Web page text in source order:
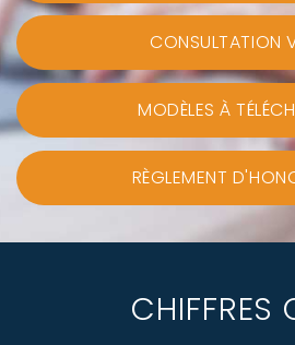
CONSULTATION
MODÈLES À
RÈGLEMENT
CHIFFRES